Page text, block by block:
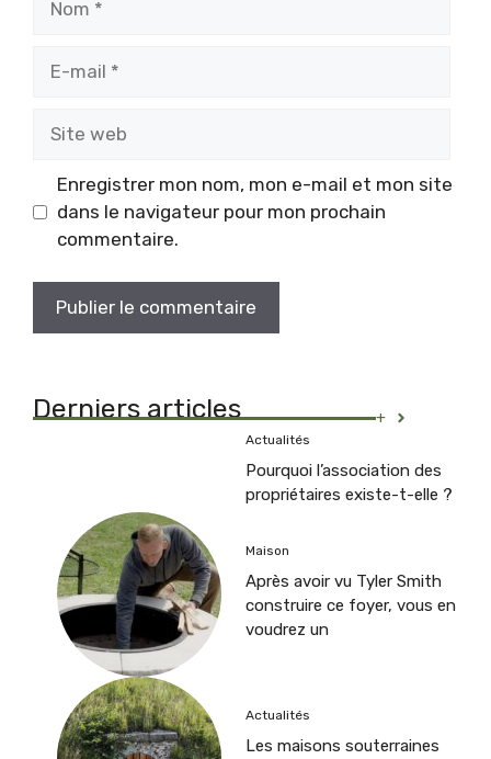
Enregistrer mon nom, mon e-mail et mon site
dans le navigateur pour mon prochain
commentaire.
Derniers articles +
Actualités
Pourquoi l’association des
propriétaires existe-t-elle ?
Maison
Après avoir vu Tyler Smith
construire ce foyer, vous en
voudrez un
Actualités
Les maisons souterraines